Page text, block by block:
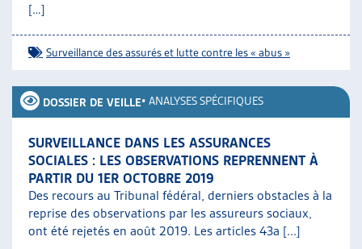
[…]
Surveillance des assurés et lutte contre les « abus »
DOSSIER DE VEILLE• ANALYSES SPÉCIFIQUES
SURVEILLANCE DANS LES ASSURANCES
SOCIALES : LES OBSERVATIONS REPRENNENT À
PARTIR DU 1ER OCTOBRE 2019
Des recours au Tribunal fédéral, derniers obstacles à la
reprise des observations par les assureurs sociaux,
ont été rejetés en août 2019. Les articles 43a [...]